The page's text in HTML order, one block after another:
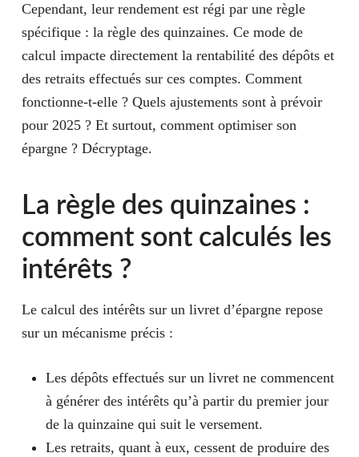
Cependant, leur rendement est régi par une règle
spécifique : la règle des quinzaines. Ce mode de
calcul impacte directement la rentabilité des dépôts et
des retraits effectués sur ces comptes. Comment
fonctionne-t-elle ? Quels ajustements sont à prévoir
pour 2025 ? Et surtout, comment optimiser son
épargne ? Décryptage.
La règle des quinzaines :
comment sont calculés les
intérêts ?
Le calcul des intérêts sur un livret d’épargne repose
sur un mécanisme précis :
Les dépôts effectués sur un livret ne commencent
à générer des intérêts qu’à partir du premier jour
de la quinzaine qui suit le versement.
Les retraits, quant à eux, cessent de produire des